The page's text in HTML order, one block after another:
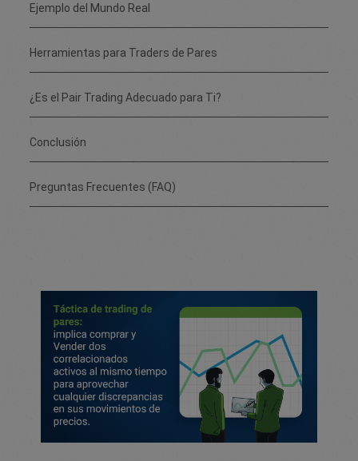
Ejemplo del Mundo Real
Herramientas para Traders de Pares
¿Es el Pair Trading Adecuado para Ti?
Conclusión
Preguntas Frecuentes (FAQ)